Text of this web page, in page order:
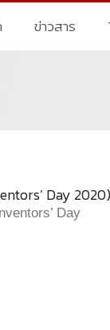
ข่าวสาร
Day 2020)
Day